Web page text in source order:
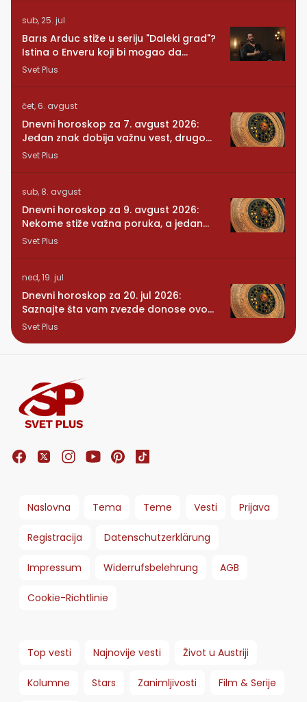
sub, 25. jul
Barıs Arduc stiže u seriju "Daleki grad"?
Istina o Enveru koji bi mogao da
promeni sve
Svet Plus
čet, 6. avgust
Dnevni horoskop za 7. avgust 2026:
Jedan znak dobija važnu vest, drugom
se vraća osoba iz prošlosti
Svet Plus
sub, 8. avgust
Dnevni horoskop za 9. avgust 2026:
Nekome stiže važna poruka, a jedan
znak konačno preseca
Svet Plus
ned, 19. jul
Dnevni horoskop za 20. jul 2026:
Saznajte šta vam zvezde donose ovog
ponedeljka
Svet Plus
Naslovna Tema Teme Vesti Prijava
Registracija Datenschutzerklärung
Impressum Widerrufsbelehrung AGB
Cookie-Richtlinie
Top vesti Najnovije vesti Život u Austriji
Kolumne Stars Zanimljivosti Film & Serije